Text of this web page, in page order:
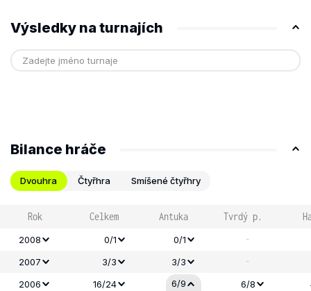
Výsledky na turnajích
Bilance hráče
Dvouhra Čtyřhra Smíšené čtyřhry
Rok Celkem Antuka Tvrdý p.
2008 0/1 0/1 -
2007 3/3 3/3 -
2006 16/24 6/9 6/8